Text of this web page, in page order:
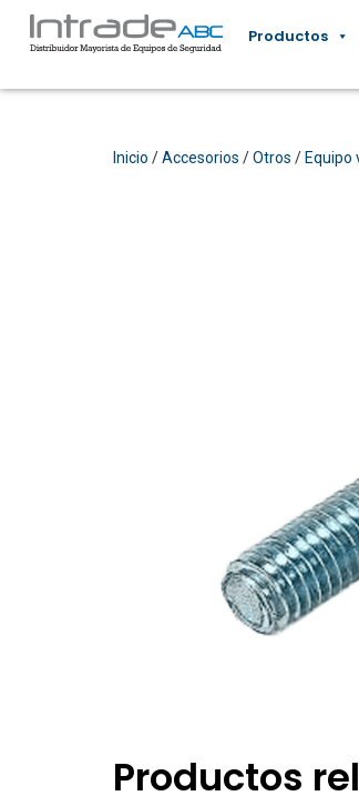
Productos
Inicio /Accesorios /Otros / Equipo
Productos